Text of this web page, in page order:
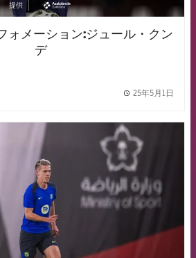
提供
asistencia
ォメーション:ジュール・クン
デ
25年5月1日
FCB Barcelona badge